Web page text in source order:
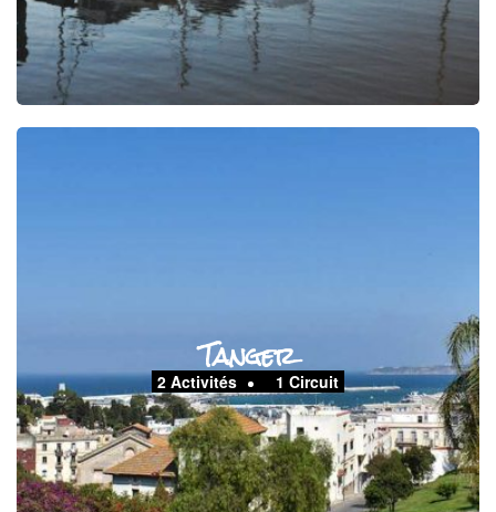
Tanger
2 Activités 1 Circuit